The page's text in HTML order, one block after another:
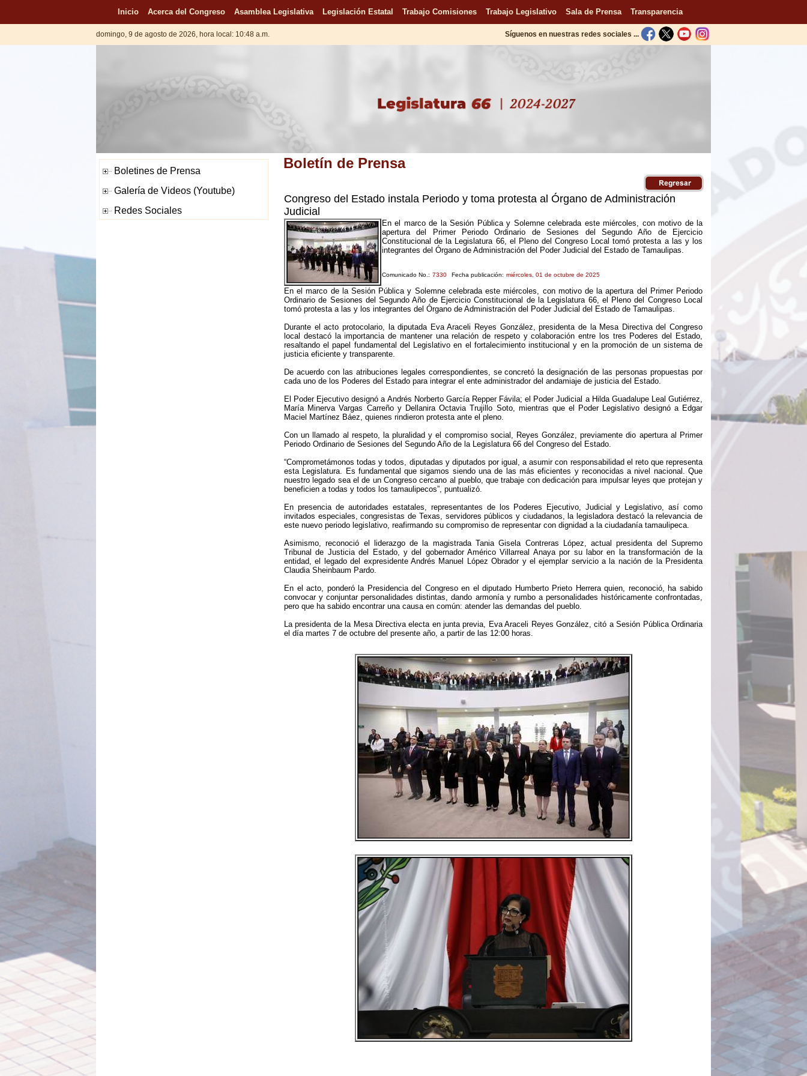
Inicio Acerca del Congreso Asamblea Legislativa Legislación Estatal Trabajo Comisiones Trabajo Legislativo Sala de Prensa Transparencia
domingo, 9 de agosto de 2026, hora local: 10:48 a.m. Síguenos en nuestras redes sociales ...
Boletín de Prensa
Congreso del Estado instala Periodo y toma protesta al Órgano de Administración
Judicial
En el marco de la Sesión Pública y Solemne celebrada este miércoles, con motivo de la
apertura del Primer Periodo Ordinario de Sesiones del Segundo Año de Ejercicio
Constitucional de la Legislatura 66, el Pleno del Congreso Local tomó protesta a las y los
integrantes del Órgano de Administración del Poder Judicial del Estado de Tamaulipas.
Comunicado No.: 7330 Fecha publicación: miércoles, 01 de octubre de 2025
En el marco de la Sesión Pública y Solemne celebrada este miércoles, con motivo de la apertura del Primer Periodo
Ordinario de Sesiones del Segundo Año de Ejercicio Constitucional de la Legislatura 66, el Pleno del Congreso Local
tomó protesta a las y los integrantes del Órgano de Administración del Poder Judicial del Estado de Tamaulipas.
Durante el acto protocolario, la diputada Eva Araceli Reyes González, presidenta de la Mesa Directiva del Congreso
local destacó la importancia de mantener una relación de respeto y colaboración entre los tres Poderes del Estado,
resaltando el papel fundamental del Legislativo en el fortalecimiento institucional y en la promoción de un sistema de
justicia eficiente y transparente.
De acuerdo con las atribuciones legales correspondientes, se concretó la designación de las personas propuestas por
cada uno de los Poderes del Estado para integrar el ente administrador del andamiaje de justicia del Estado.
El Poder Ejecutivo designó a Andrés Norberto García Repper Fávila; el Poder Judicial a Hilda Guadalupe Leal Gutiérrez,
María Minerva Vargas Carreño y Dellanira Octavia Trujillo Soto, mientras que el Poder Legislativo designó a Edgar
Maciel Martínez Báez, quienes rindieron protesta ante el pleno.
Con un llamado al respeto, la pluralidad y el compromiso social, Reyes González, previamente dio apertura al Primer
Periodo Ordinario de Sesiones del Segundo Año de la Legislatura 66 del Congreso del Estado.
“Comprometámonos todas y todos, diputadas y diputados por igual, a asumir con responsabilidad el reto que representa
esta Legislatura. Es fundamental que sigamos siendo una de las más eficientes y reconocidas a nivel nacional. Que
nuestro legado sea el de un Congreso cercano al pueblo, que trabaje con dedicación para impulsar leyes que protejan y
beneficien a todas y todos los tamaulipecos”, puntualizó.
En presencia de autoridades estatales, representantes de los Poderes Ejecutivo, Judicial y Legislativo, así como
invitados especiales, congresistas de Texas, servidores públicos y ciudadanos, la legisladora destacó la relevancia de
este nuevo periodo legislativo, reafirmando su compromiso de representar con dignidad a la ciudadanía tamaulipeca.
Asimismo, reconoció el liderazgo de la magistrada Tania Gisela Contreras López, actual presidenta del Supremo
Tribunal de Justicia del Estado, y del gobernador Américo Villarreal Anaya por su labor en la transformación de la
entidad, el legado del expresidente Andrés Manuel López Obrador y el ejemplar servicio a la nación de la Presidenta
Claudia Sheinbaum Pardo.
En el acto, ponderó la Presidencia del Congreso en el diputado Humberto Prieto Herrera quien, reconoció, ha sabido
convocar y conjuntar personalidades distintas, dando armonía y rumbo a personalidades históricamente confrontadas,
pero que ha sabido encontrar una causa en común: atender las demandas del pueblo.
La presidenta de la Mesa Directiva electa en junta previa, Eva Araceli Reyes González, citó a Sesión Pública Ordinaria
el día martes 7 de octubre del presente año, a partir de las 12:00 horas.